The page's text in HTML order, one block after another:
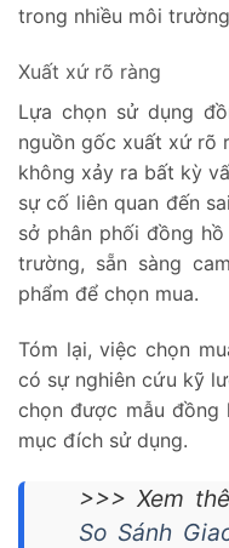
trong nhiều môi
Xuất xứ rõ ràng
Lựa chọn sử dụng
nguồn gốc xuất xứ rõ
không xảy ra bất kỳ
sự cố liên quan đến
sở phân phối đồng
trường, sẵn sàng
phẩm để chọn mua.
Tóm lại, việc chọn
có sự nghiên cứu kỹ
chọn được mẫu đồng
mục đích sử dụng.
>>> Xem
So Sánh